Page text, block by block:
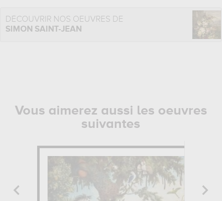
DÉCOUVRIR NOS OEUVRES DE
SIMON SAINT-JEAN
Vous aimerez aussi les oeuvres
suivantes